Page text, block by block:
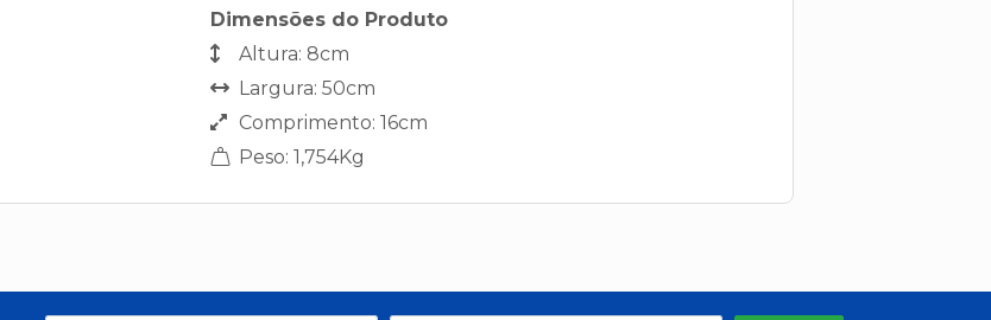
Dimensões do Produto
Altura: 8cm
Largura: 50cm
Comprimento: 16cm
Peso: 1,754Kg